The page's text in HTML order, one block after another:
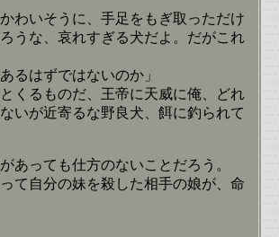
わいそうに、手足をもぎ取っただけ
うな、哀れすぎる犬だよ。だがこれ
るはずではないのか」
くるものだ、王帝に天威に俺、どれ
いが近寄るな野良犬、餌に釣られて
っても仕方のないことだろう。
て自分の妹を殺した相手の娘が、命